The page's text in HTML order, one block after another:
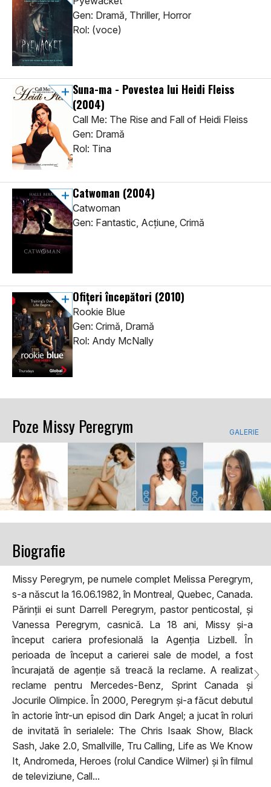
Gen: Dramă, Thriller, Horror
Rol: (voce)
Suna-ma - Povestea lui Heidi Fleiss
(2004)
Call Me: The Rise and Fall of Heidi Fleiss
Gen: Dramă
Rol: Tina
Catwoman (2004)
Catwoman
Gen: Fantastic, Acţiune, Crimă
Ofițeri începători (2010)
Rookie Blue
Gen: Crimă, Dramă
Rol: Andy McNally
Poze Missy Peregrym GALERIE
Biografie
Missy Peregrym, pe numele complet Melissa Peregrym,
s-a născut la 16.06.1982, în Montreal, Quebec, Canada.
Părinții ei sunt Darrell Peregrym, pastor penticostal, și
Vanessa Peregrym, casnică. La 18 ani, Missy și-a
început cariera profesională la Agenția Lizbell. În
perioada de început a carierei sale de model, a fost
încurajată de agenție să treacă la reclame. A realizat
reclame pentru Mercedes-Benz, Sprint Canada și
Jocurile Olimpice. În 2000, Peregrym și-a făcut debutul
în actorie într-un episod din Dark Angel; a jucat în roluri
de invitată în serialele: The Chris Isaak Show, Black
Sash, Jake 2.0, Smallville, Tru Calling, Life as We Know
It, Andromeda, Heroes (rolul Candice Wilmer) și în filmul
de televiziune, Call...